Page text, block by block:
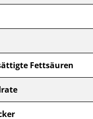
Fettsäuren